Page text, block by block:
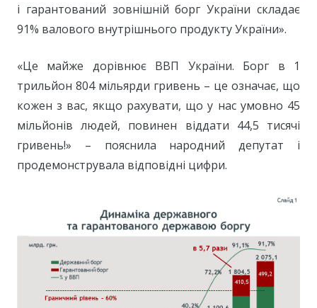
і гарантований зовнішній борг України складає
91% валового внутрішнього продукту України».
«Це майже дорівнює ВВП України. Борг в 1
трильйон 804 мільярди гривень – це означає, що
кожен з вас, якщо рахувати, що у нас умовно 45
мільйонів людей, повинен віддати 44,5 тисячі
гривень!» – пояснила народний депутат і
продемонструвала відповідні цифри.